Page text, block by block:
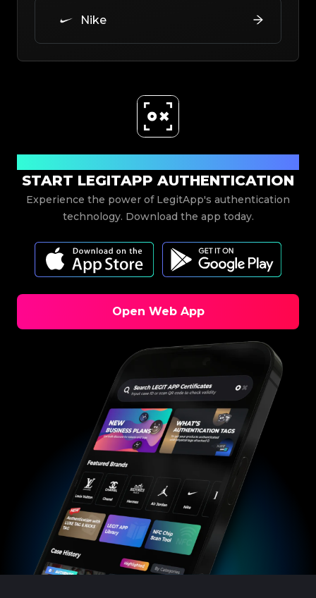
Nike
START LEGITAPP AUTHENTICATION
Experience the power of LegitApp's authentication
technology. Download the app today.
Open Web App